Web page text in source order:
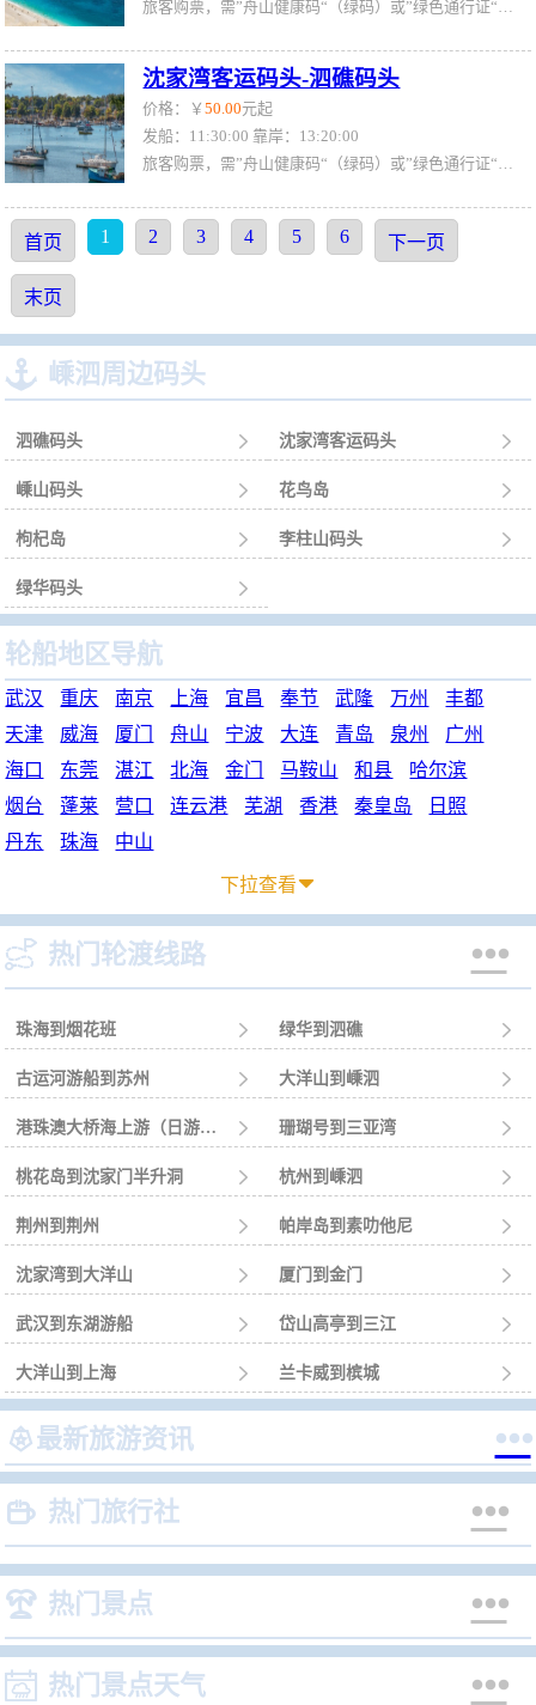
旅客购票，需”舟山健康码“（绿码）或”绿色通行证“（绿证）
沈家湾客运码头-泗礁码头
价格：￥50.00元起
发船：11:30:00 靠岸：13:20:00
旅客购票，需”舟山健康码“（绿码）或”绿色通行证“（绿证）
首页 1 2 3 4 5 6 下一页
末页
 嵊泗周边码头
泗礁码头  沈家湾客运码头 
嵊山码头  花鸟岛 
枸杞岛  李柱山码头 
绿华码头 
轮船地区导航
武汉 重庆 南京 上海 宜昌 奉节 武隆 万州
丰都
天津
威海 厦门 舟山 宁波 大连 青岛 泉州
广州
海口
东莞 湛江 北海 金门 马鞍山 和县
哈尔滨
烟台
蓬莱 营口 连云港 芜湖 香港 秦皇岛
日照
丹东
珠海 中山
下拉查看
 热门轮渡线路 
珠海到烟花班  绿华到泗礁 
古运河游船到苏州  大洋山到嵊泗 
港珠澳大桥海上游（日游）到珠海  珊瑚号到三亚湾 
桃花岛到沈家门半升洞  杭州到嵊泗 
荆州到荆州  帕岸岛到素叻他尼 
沈家湾到大洋山  厦门到金门 
武汉到东湖游船  岱山高亭到三江 
大洋山到上海  兰卡威到槟城 
最新旅游资讯 
 热门旅行社 
 热门景点 
 热门景点天气 